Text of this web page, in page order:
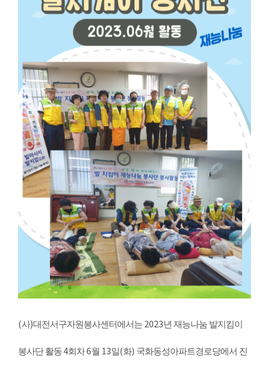
(사)대전서구자원봉사센터에서는 2023년 재능나눔 발지킴이
봉사단 활동4회차6월 13일(화) 국화동성아파트경로당에서 진